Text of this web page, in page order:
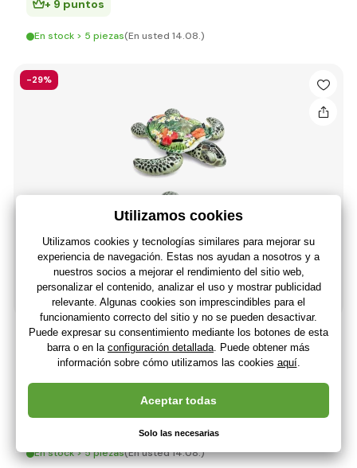
+ 9 puntos
En stock > 5 piezas(En usted 14.08.)
-29%
INTEX 57555 Tortuga marina inflable
15,73 €
,08 €(-29 %)
+ 15 puntos
En stock > 5 piezas(En usted 14.08.)